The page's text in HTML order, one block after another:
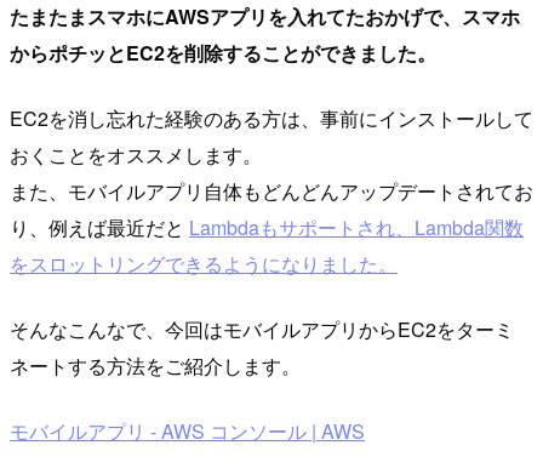
たまたまスマホにAWSアプリを入れてたおかげで、スマホ
からポチッとEC2を削除することができました。
EC2を消し忘れた経験のある方は、事前にインストールして
おくことをオススメします。
また、モバイルアプリ自体もどんどんアップデートされてお
り、例えば最近だと Lambdaもサポートされ、Lambda関数
をスロットリングできるようになりました。
そんなこんなで、今回はモバイルアプリからEC2をターミ
ネートする方法をご紹介します。
モバイルアプリ - AWS コンソール | AWS